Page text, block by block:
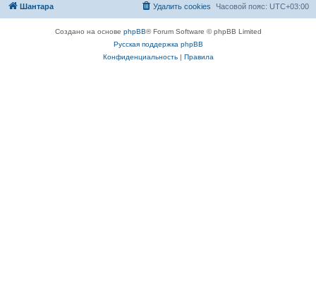
Шантара Часовой пояс: UTC+03:00
Удалить cookies
Создано на основе phpBB® Forum Software © phpBB Limited
Русская поддержка phpBB
Конфиденциальность| Правила